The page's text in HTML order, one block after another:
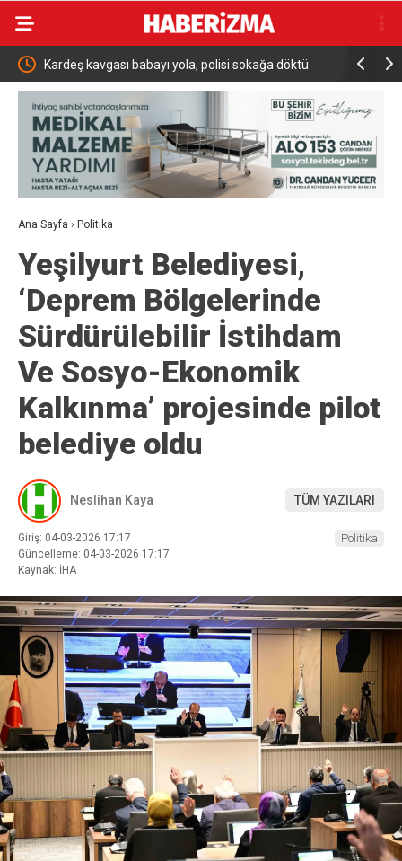
Kardeş kavgası babayı yola, polisi sokağa döktü
Ana Sayfa › Politika
Yeşilyurt Belediyesi,
‘Deprem Bölgelerinde
Sürdürülebilir İstihdam
Ve Sosyo-Ekonomik
Kalkınma’ projesinde pilot
belediye oldu
Neslihan Kaya TÜM YAZILARI
Giriş: 04-03-2026 17:17
Güncelleme: 04-03-2026 17:17
Kaynak: İHA
Politika